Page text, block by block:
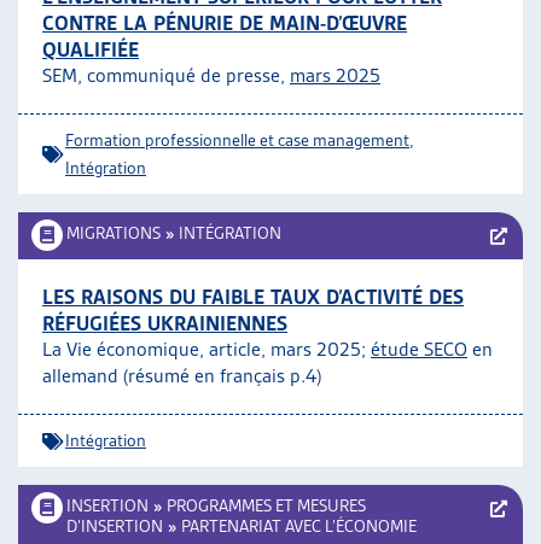
CONTRE LA PÉNURIE DE MAIN-D’ŒUVRE
QUALIFIÉE
SEM, communiqué de presse, mars 2025
Formation professionnelle et case management
Intégration
MIGRATIONS » INTÉGRATION
LES RAISONS DU FAIBLE TAUX D’ACTIVITÉ DES
RÉFUGIÉES UKRAINIENNES
La Vie économique, article, mars 2025; étude SECO en
allemand (résumé en français p.4)
Intégration
INSERTION » PROGRAMMES ET MESURES
D’INSERTION » PARTENARIAT AVEC L’ÉCONOMIE